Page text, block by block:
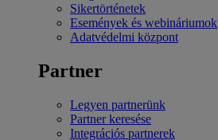
Sikertörténetek
Események és webináriumok
Adatvédelmi központ
Partner
Legyen partnerünk
Partner keresése
Integrációs partnerek